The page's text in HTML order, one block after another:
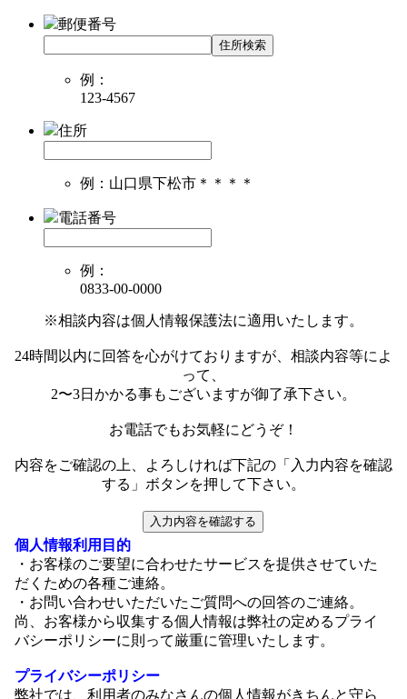
郵便番号
住所検索
例：
123-4567
住所
例：山口県下松市＊＊＊＊
電話番号
例：
0833-00-0000
※相談内容は個人情報保護法に適用いたします。
24時間以内に回答を心がけておりますが、相談内容等によ
って、
2〜3日かかる事もございますが御了承下さい。
お電話でもお気軽にどうぞ！
内容をご確認の上、よろしければ下記の「入力内容を確認
する」ボタンを押して下さい。
入力内容を確認する
個人情報利用目的
・お客様のご要望に合わせたサービスを提供させていた
だくための各種ご連絡。
・お問い合わせいただいたご質問への回答のご連絡。
尚、お客様から収集する個人情報は弊社の定めるプライ
バシーポリシーに則って厳重に管理いたします。
プライバシーポリシー
弊社では、利用者のみなさんの個人情報がきちんと守ら